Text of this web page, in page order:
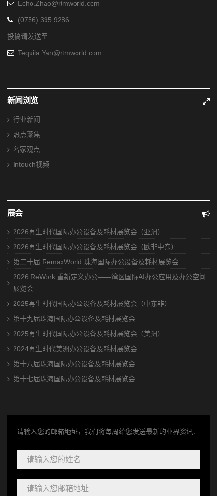
Echo.Zhao@rtmworld.com
(0756) 395 9286
投稿请发送至
Tequila.Yan@rtmworld.com
新闻浏览
行业新闻
热点聚焦
名家观点
Intouch视频
展会
2026再生时代国际办公设备及耗材展览会（亚洲）
2026再生时代国际办公设备及耗材展览会（欧非中东）
第二十届 RemaxWorld 珠海国际办公设备及耗材展览会
2026 ReWork 重新定义办公——湾区国际AI办公应用及办公空间
展览会
2025再生时代国际办公设备及耗材展览会（中东非）
第十九届珠海国际办公设备及耗材展览会
2025再生时代国际办公设备及耗材展览会（美洲）
2024再生时代美洲办公设备及耗材展览会
第十八届珠海国际办公设备及耗材展览会
第十七届珠海国际办公设备及耗材展览会
请输入您的邮箱地址，我们将每周给您发送最新的业界资讯.